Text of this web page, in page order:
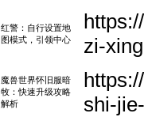
红警：自行设置地
图模式，引领中心
zi-
魔兽世界怀旧服暗
牧：快速升级攻略
解析
shi-